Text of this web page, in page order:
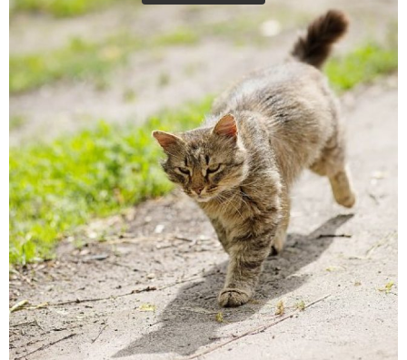
ازاحة الأنسجة و ربط الأوعية لضمان عدم حدوث نزيف يتم الوصول الى
العضلة العاصرة.يتم فتح العضلة العاصرة على شكل حرف Y.سيتم خياطة
المعدة لمنع حمض المعدة من الخروج.كما سيتم شفط السوائل حتى للا
تضر الأنسجة المكشوفة.بعد القيام بتوسيع الفتحة لعلاج الانسداد وتعديل
الوضع كاملا […]